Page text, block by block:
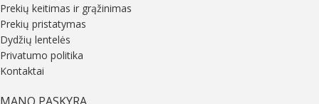
Prekių keitimas ir grąžinimas
Prekių pristatymas
Dydžių lentelės
Privatumo politika
Kontaktai